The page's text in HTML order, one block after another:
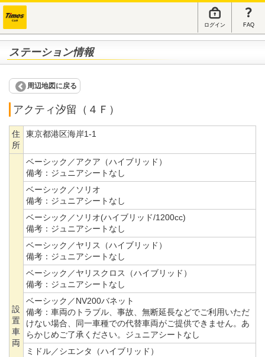
ログイン FAQ
ステーション情報
周辺地図に戻る
アクティ汐留（４Ｆ）
住
所
東京都港区海岸1-1
設
置
車
両
ベーシック／アクア（ハイブリッド）
備考： ジュニアシートなし
ベーシック／ソリオ
備考： ジュニアシートなし
ベーシック／ソリオ(ハイブリッド/1200cc)
備考： ジュニアシートなし
ベーシック／ヤリス（ハイブリッド）
備考： ジュニアシートなし
ベーシック／ヤリスクロス（ハイブリッド）
備考： ジュニアシートなし
ベーシック／NV200バネット
備考： 車両のトラブル、事故、無断延長などでご利用いただ
けない場合、同一車種での代替車両がご提供できません。あ
らかじめご了承ください。ジュニアシートなし
ミドル／シエンタ（ハイブリッド）